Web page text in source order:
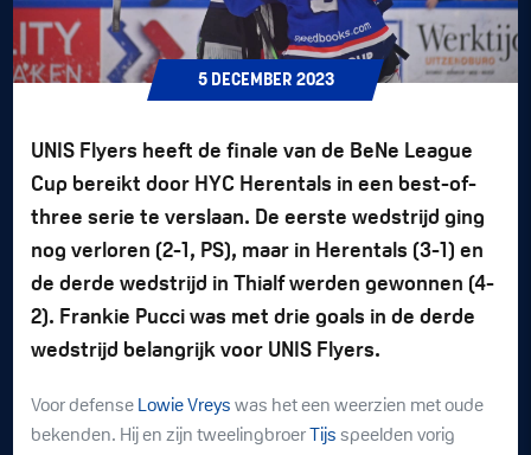
5 DECEMBER 2023
UNIS Flyers heeft de finale van de BeNe League
Cup bereikt door HYC Herentals in een best-of-
three serie te verslaan. De eerste wedstrijd ging
nog verloren (2-1, PS), maar in Herentals (3-1) en
de derde wedstrijd in Thialf werden gewonnen (4-
2). Frankie Pucci was met drie goals in de derde
wedstrijd belangrijk voor UNIS Flyers.
Voor defense Lowie Vreys was het een weerzien met oude
bekenden. Hij en zijn tweelingbroer
Tijs speelden vorig